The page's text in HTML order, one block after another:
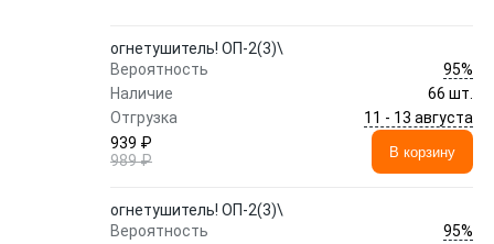
огнетушитель! ОП-2(3)\
Вероятность
95%
Наличие
66 шт.
Отгрузка
11 - 13 августа
939 ₽
989 ₽
В корзину
огнетушитель! ОП-2(3)\
Вероятность
95%